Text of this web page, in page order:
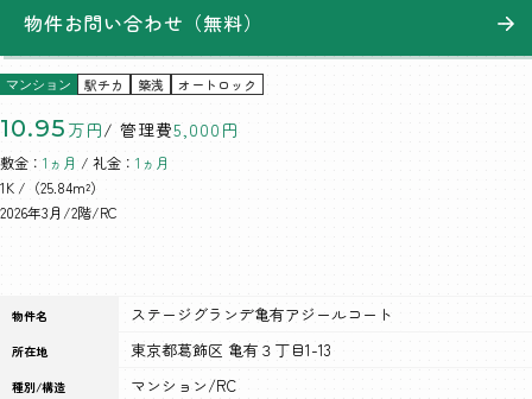
マンション 駅チカ 築浅 オートロック
10.95 万円/ 管理費5,000円
敷金： 1ヵ月 / 礼金： 1ヵ月
1K /（25.84m²）
2026年3月/2階/RC
物件お問い合わせ（無料）
物件名 ステージグランデ亀有アジールコート
所在地 東京都葛飾区 亀有３丁目1-13
種別/構造 マンション/RC